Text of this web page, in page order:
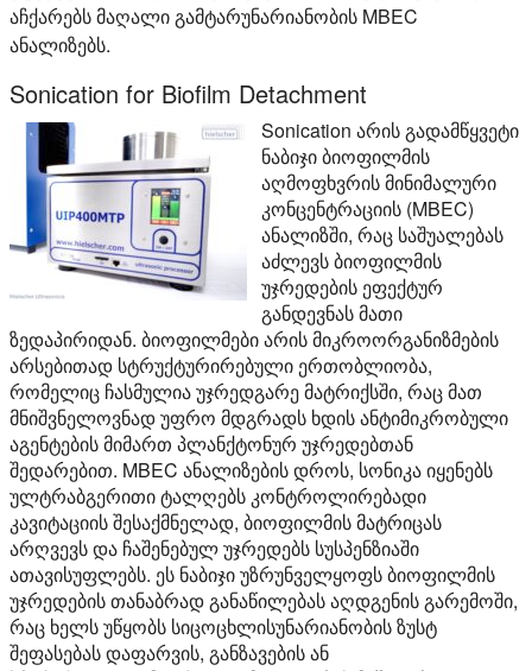
აჩქარებს მაღალი გამტარუნარიანობის MBEC
ანალიზებს.
Sonication for Biofilm Detachment
Sonication არის გადამწყვეტი
ნაბიჯი ბიოფილმის
აღმოფხვრის მინიმალური
კონცენტრაციის (MBEC)
ანალიზში, რაც საშუალებას
აძლევს ბიოფილმის
უჯრედების ეფექტურ
განდევნას მათი
ზედაპირიდან. ბიოფილმები არის მიკროორგანიზმების
არსებითად სტრუქტურირებული ერთობლიობა,
რომელიც ჩასმულია უჯრედგარე მატრიქსში, რაც მათ
მნიშვნელოვნად უფრო მდგრადს ხდის ანტიმიკრობული
აგენტების მიმართ პლანქტონურ უჯრედებთან
შედარებით. MBEC ანალიზების დროს, სონიკა იყენებს
ულტრაბგერითი ტალღებს კონტროლირებადი
კავიტაციის შესაქმნელად, ბიოფილმის მატრიცას
არღვევს და ჩაშენებულ უჯრედებს სუსპენზიაში
ათავისუფლებს. ეს ნაბიჯი უზრუნველყოფს ბიოფილმის
უჯრედების თანაბრად განაწილებას აღდგენის გარემოში,
რაც ხელს უწყობს სიცოცხლისუნარიანობის ზუსტ
შეფასებას დაფარვის, განზავების ან